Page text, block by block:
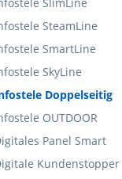
SteamLine
SmartLine
SkyLine
Doppelseitig
OUTDOOR
Panel Smart
Kundenstopper